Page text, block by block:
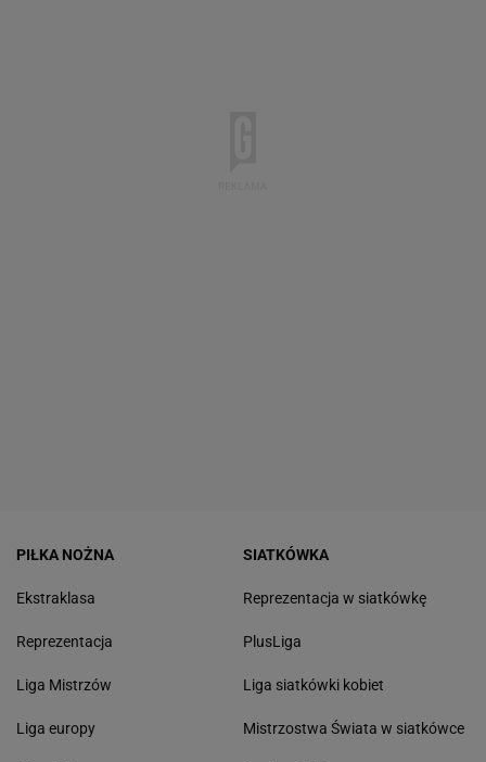
PIŁKA NOŻNA
Ekstraklasa
Reprezentacja
Liga Mistrzów
Liga europy
SIATKÓWKA
Reprezentacja w siatkówkę
PlusLiga
Liga siatkówki kobiet
Mistrzostwa Świata w siatkówce